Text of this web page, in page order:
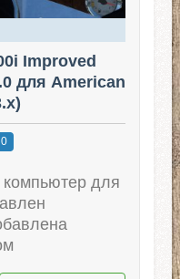
Improved
для American
0
для